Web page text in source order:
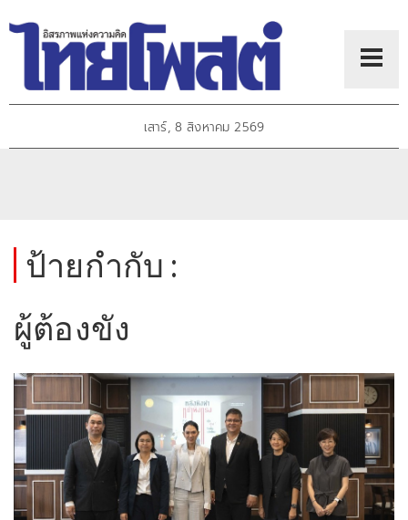
เสาร์, 8 สิงหาคม 2569
ป้ายกำกับ :
ผู้ต้องขัง